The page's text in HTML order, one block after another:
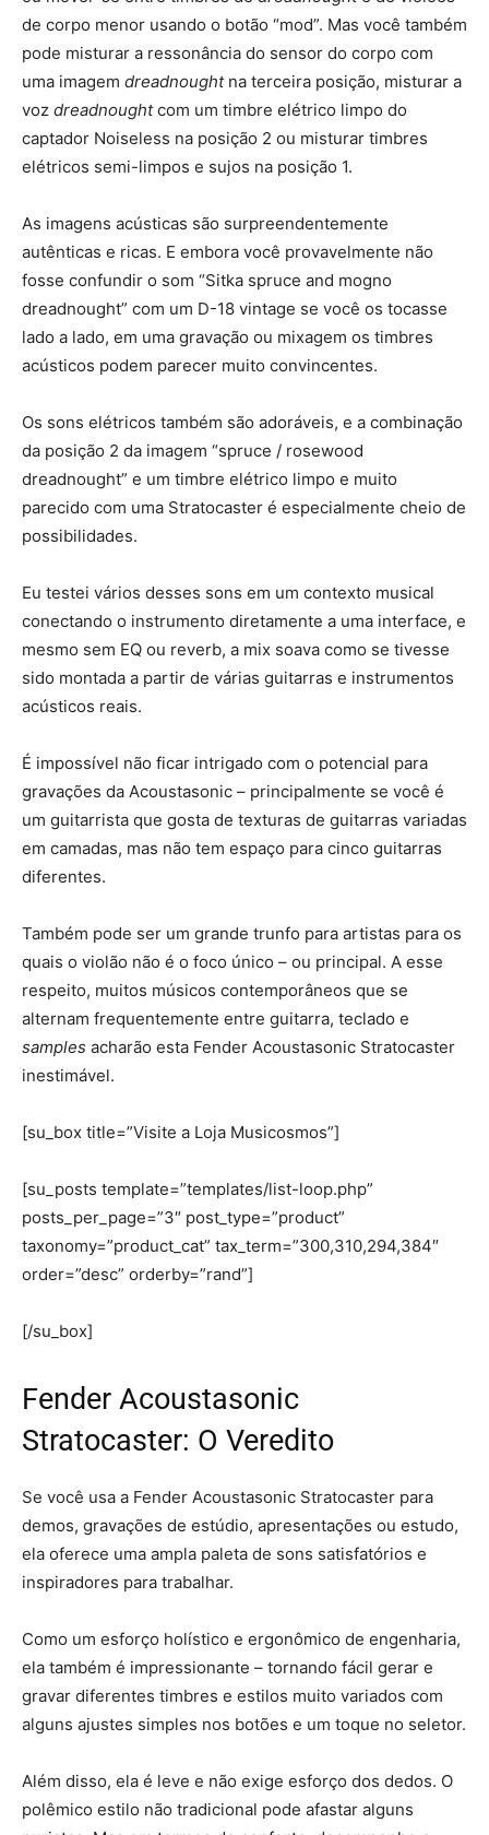
de corpo menor usando o botão “mod”. Mas você também
pode misturar a ressonância do sensor do corpo com
uma imagem dreadnought na terceira posição, misturar a
voz dreadnoughtcom um timbre elétrico limpo do
captador Noiseless na posição 2 ou misturar timbres
elétricos semi-limpos e sujos na posição 1.
As imagens acústicas são surpreendentemente
autênticas e ricas. E embora você provavelmente não
fosse confundir o som “Sitka spruce and mogno
dreadnought” com um D-18 vintage se você os tocasse
lado a lado, em uma gravação ou mixagem os timbres
acústicos podem parecer muito convincentes.
Os sons elétricos também são adoráveis, e a combinação
da posição 2 da imagem “spruce / rosewood
dreadnought” e um timbre elétrico limpo e muito
parecido com uma Stratocaster é especialmente cheio de
possibilidades.
Eu testei vários desses sons em um contexto musical
conectando o instrumento diretamente a uma interface, e
mesmo sem EQ ou reverb, a mix soava como se tivesse
sido montada a partir de várias guitarras e instrumentos
acústicos reais.
É impossível não ficar intrigado com o potencial para
gravações da Acoustasonic – principalmente se você é
um guitarrista que gosta de texturas de guitarras variadas
em camadas, mas não tem espaço para cinco guitarras
diferentes.
Também pode ser um grande trunfo para artistas para os
quais o violão não é o foco único – ou principal. A esse
respeito, muitos músicos contemporâneos que se
alternam frequentemente entre guitarra, teclado e
samples acharão esta Fender Acoustasonic Stratocaster
inestimável.
[su_box title=”Visite a Loja Musicosmos”]
[su_posts template=”templates/list-loop.php”
posts_per_page=”3″ post_type=”product”
taxonomy=”product_cat” tax_term=”300,310,294,384″
order=”desc” orderby=”rand”]
[/su_box]
Fender Acoustasonic
Stratocaster: O Veredito
Se você usa a Fender Acoustasonic Stratocaster para
demos, gravações de estúdio, apresentações ou estudo,
ela oferece uma ampla paleta de sons satisfatórios e
inspiradores para trabalhar.
Como um esforço holístico e ergonômico de engenharia,
ela também é impressionante – tornando fácil gerar e
gravar diferentes timbres e estilos muito variados com
alguns ajustes simples nos botões e um toque no seletor.
Além disso, ela é leve e não exige esforço dos dedos. O
polêmico estilo não tradicional pode afastar alguns